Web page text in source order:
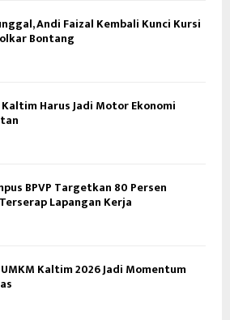
Andi Faizal Kembali Kunci Kursi
Bontang
Harus Jadi Motor Ekonomi
BPVP Targetkan 80 Persen
Lapangan Kerja
Kaltim 2026 Jadi Momentum